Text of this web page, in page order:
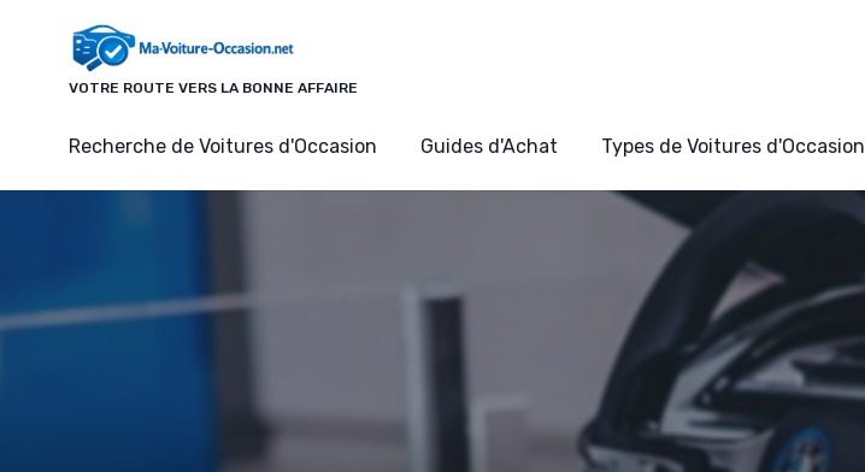
VOTRE ROUTE VERS LA BONNE AFFAIRE
Recherche de Voitures d'Occasion Guides d'Achat Types de Voitures d'Occasion